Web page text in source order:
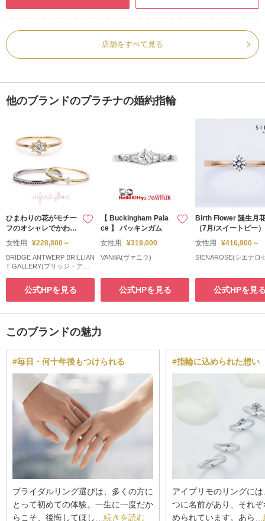
店舗をすべて見る
他のブランドのプラチナの婚約指輪
ひまわりの花がモチー
フのオシャレでかわい
い婚約指輪 sunny
サニー 葵
女性用 ¥228,800～
BRIDGE ANTWERP BRILLIAN
T GALLERY(ブリッジ・アン
公式HPを見る
【 Buckingham Pala
ce 】 バッキンガム
女性用
¥319,000
VANillA(ヴァニラ)
公式HPを見る
Birth Flower 誕生月
（7月/スイートピー）
女性用
¥416,900～
SIENAROSE(シエナロ
公式HPを見
このブランドの魅力
#毎日・何十年後もつけられる
ブライダルリング選びは、多くの方に
とって初めての体験。一生に一度だか
らこそ、後悔してほし…続きを読む
#指輪に込められた想い
アイプリモのリングに
つに名前があり、それ
められています。あら…